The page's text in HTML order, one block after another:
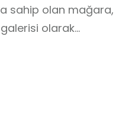
sahip olan mağara,
olarak
Doğal